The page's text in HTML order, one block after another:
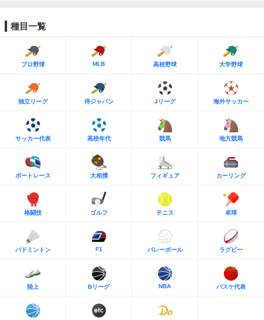
種目一覧
プロ野球 MLB 高校野球 大学野球
独立リーグ 侍ジャパン Jリーグ 海外サッカー
サッカー代表 高校年代 競馬 地方競馬
ボートレース 大相撲 フィギュア カーリング
格闘技 ゴルフ テニス 卓球
バドミントン F1 バレーボール ラグビー
陸上 Bリーグ NBA バスケ代表